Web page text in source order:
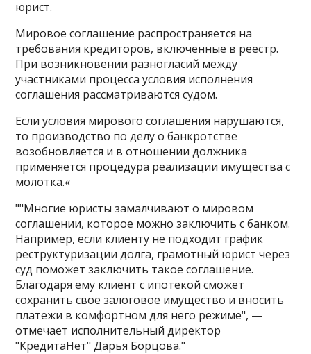
юрист.
Мировое соглашение распространяется на
требования кредиторов, включенные в реестр.
При возникновении разногласий между
участниками процесса условия исполнения
соглашения рассматриваются судом.
Если условия мирового соглашения нарушаются,
то производство по делу о банкротстве
возобновляется и в отношении должника
применяется процедура реализации имущества с
молотка.«
""Многие юристы замалчивают о мировом
соглашении, которое можно заключить с банком.
Например, если клиенту не подходит график
реструктуризации долга, грамотный юрист через
суд поможет заключить такое соглашение.
Благодаря ему клиент с ипотекой сможет
сохранить свое залоговое имущество и вносить
платежи в комфортном для него режиме", —
отмечает исполнительный директор
"КредитаНет" Дарья Борцова."